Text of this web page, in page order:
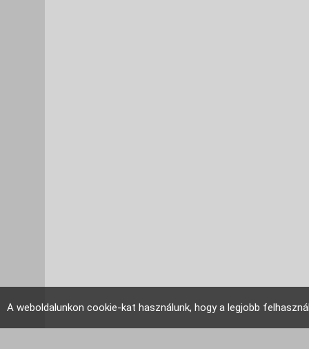
A weboldalunkon cookie-kat használunk, hogy a legjobb